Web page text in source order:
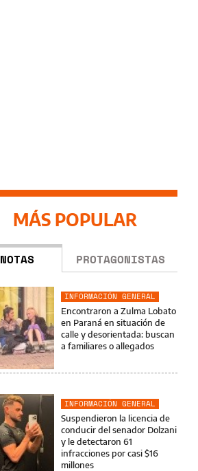
MÁS POPULAR
NOTAS PROTAGONISTAS
INFORMACIÓN GENERAL
Encontraron a Zulma Lobato
en Paraná en situación de
calle y desorientada: buscan
a familiares o allegados
INFORMACIÓN GENERAL
Suspendieron la licencia de
conducir del senador Dolzani
y le detectaron 61
infracciones por casi $16
millones